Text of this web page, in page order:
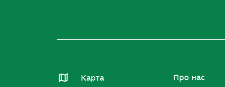
Карта Про нас